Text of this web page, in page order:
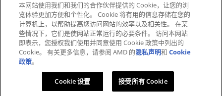
公开公平竞争
英国税收策略
Cookie 政策
Cookie 设置
本网站使用我们和我们的合作伙伴提供的 Cookie，让您的浏
览体验更加方便和个性化。 Cookie 将有用的信息存储在您的
计算机上，以帮助提高您访问网站的效率以及相关性。 在某
些情况下，它们是使网站正常运行的必要条件。 访问本网站
即表示，您授权我们使用并同意使用 Cookie 政策中列出的
Cookie。 有关更多信息，请参阅 AMD 的隐私声明和Cookie
政策。
Cookie 设置 接受所有 Cookie